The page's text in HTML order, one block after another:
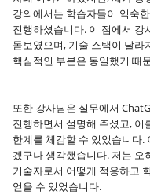
강의에서는 학습자들이 익숙
진행하셨습니다. 이 점에서 강
돋보였으며, 기술 스택이 달라
핵심적인 부분은 동일했기 때
또한 강사님은 실무에서
진행하면서 설명해 주셨고, 이
한계를 체감할 수 있었습니다
겠구나 생각했습니다. 저는 오
기술자로서 어떻게 적응하고
얻을 수 있었습니다.